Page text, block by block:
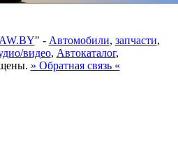
AW.BY" - Автомобили, запчасти,
видео, Автокаталог,
» Обратная связь «